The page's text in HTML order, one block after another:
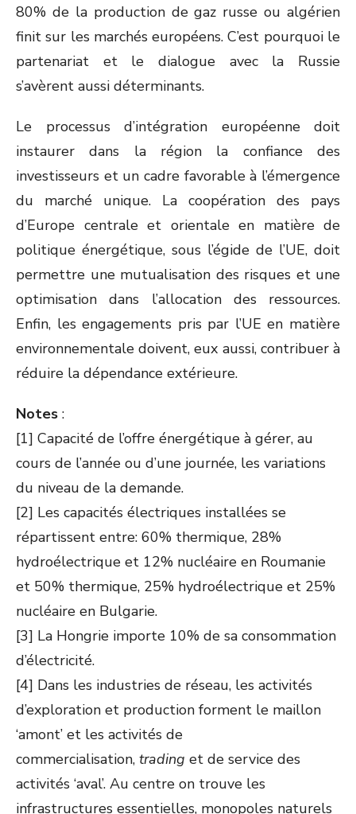
80% de la production de gaz russe ou algérien
finit sur les marchés européens. C’est pourquoi le
partenariat et le dialogue avec la Russie
s’avèrent aussi déterminants.
Le processus d’intégration européenne doit
instaurer dans la région la confiance des
investisseurs et un cadre favorable à l’émergence
du marché unique. La coopération des pays
d’Europe centrale et orientale en matière de
politique énergétique, sous l’égide de l’UE, doit
permettre une mutualisation des risques et une
optimisation dans l’allocation des ressources.
Enfin, les engagements pris par l’UE en matière
environnementale doivent, eux aussi, contribuer à
réduire la dépendance extérieure.
Notes :
[1] Capacité de l’offre énergétique à gérer, au
cours de l’année ou d’une journée, les variations
du niveau de la demande.
[2] Les capacités électriques installées se
répartissent entre: 60% thermique, 28%
hydroélectrique et 12% nucléaire en Roumanie
et 50% thermique, 25% hydroélectrique et 25%
nucléaire en Bulgarie.
[3] La Hongrie importe 10% de sa consommation
d’électricité.
[4] Dans les industries de réseau, les activités
d’exploration et production forment le maillon
‘amont’ et les activités de
commercialisation, trading et de service des
activités ‘aval’. Au centre on trouve les
infrastructures essentielles, monopoles naturels